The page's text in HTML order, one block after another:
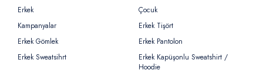
Erkek
Çocuk
Kampanyalar
Erkek Tişört
Erkek Gömlek
Erkek Pantolon
Erkek Sweatsihrt
Erkek Kapüşonlu Sweatshirt /
Hoodie